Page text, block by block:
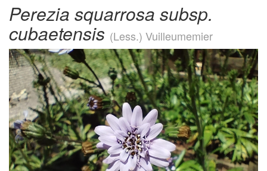
Perezia squarrosa subsp.
cubaetensis (Less.) Vuilleumemier